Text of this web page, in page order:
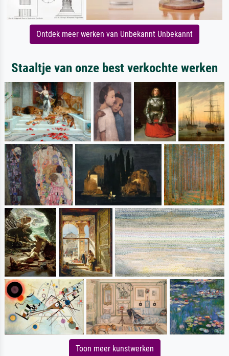
Ontdek meer werken van Unbekannt Unbekannt
Staaltje van onze best verkochte werken
Toon meer kunstwerken